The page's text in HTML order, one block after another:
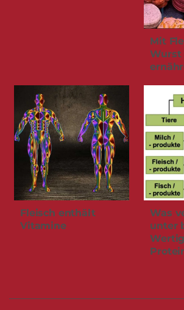
Mit
Wurst
Fleisch enthält
Vitamine
Was
unter